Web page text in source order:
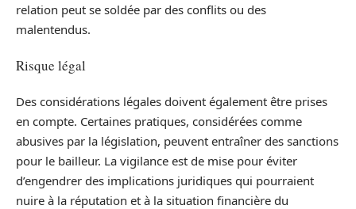
relation peut se soldée par des conflits ou des
malentendus.
Risque légal
Des considérations légales doivent également être prises
en compte. Certaines pratiques, considérées comme
abusives par la législation, peuvent entraîner des sanctions
pour le bailleur. La vigilance est de mise pour éviter
d’engendrer des implications juridiques qui pourraient
nuire à la réputation et à la situation financière du